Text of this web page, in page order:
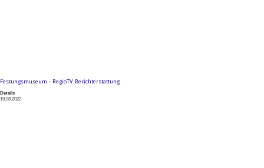
Festungsmuseum - RegioTV Berichterstattung
Details
19.08.2022